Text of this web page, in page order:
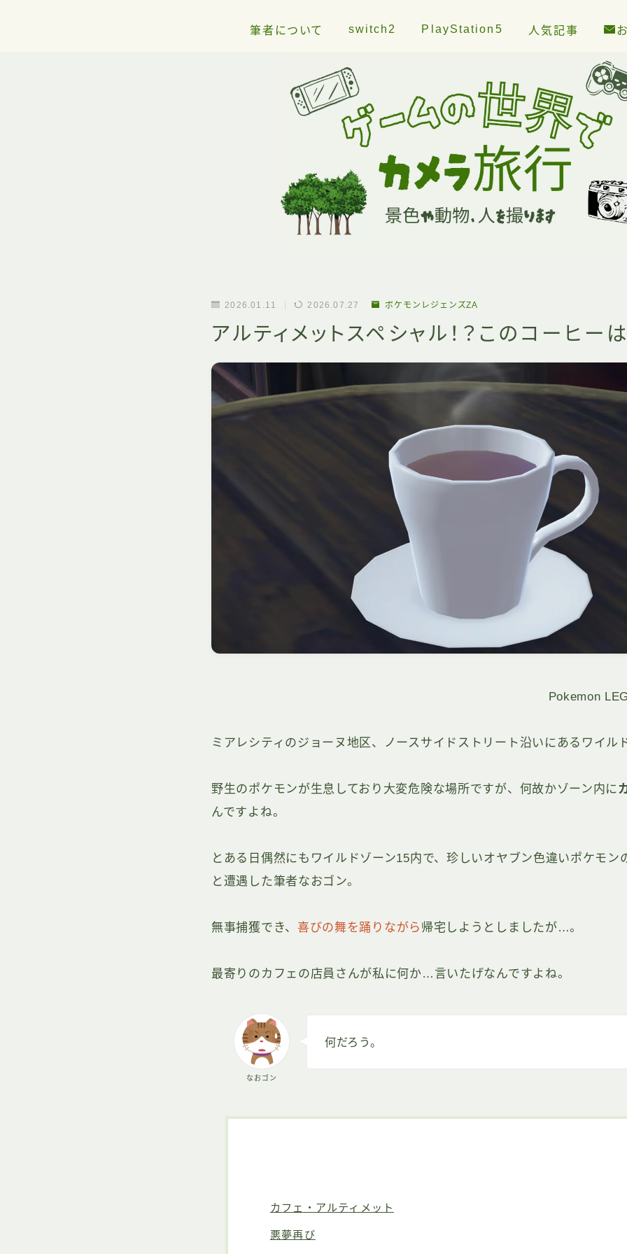
筆者について switch2 PlayStation5 人気記事
2026.01.11 2026.07.27 ポケモンレジェンズZA
アルティメットスペシャル！？このコーヒー
Pokemon
ミアレシティのジョーヌ地区、ノースサイドストリート沿いにあるワイル
野生のポケモンが生息しており大変危険な場所ですが、何故かゾーン内に
んですよね。
とある日偶然にもワイルドゾーン15内で、珍しいオヤブン色違いポケモン
と遭遇した筆者なおゴン。
無事捕獲でき、 喜びの舞を踊りながら 帰宅しようとしましたが…。
最寄りのカフェの店員さんが私に何か…言いたげなんですよね。
なおゴン
何だろう。
カフェ・アルティメット
悪夢再び